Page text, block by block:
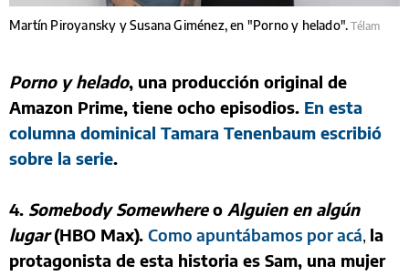
Martín Piroyansky y Susana Giménez, en "Porno y helado".Télam
Porno y helado, una producción original de
Amazon Prime, tiene ocho episodios. En esta
columna dominical Tamara Tenenbaum escribió
sobre la serie.
4. Somebody Somewhereo Alguien en algún
lugar(HBO Max). Como apuntábamos por acá, la
protagonista de esta historia es Sam, una mujer